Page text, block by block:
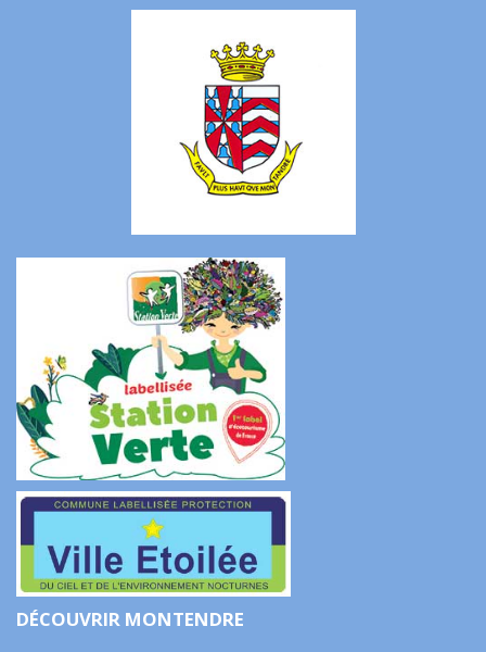
DÉCOUVRIR MONTENDRE